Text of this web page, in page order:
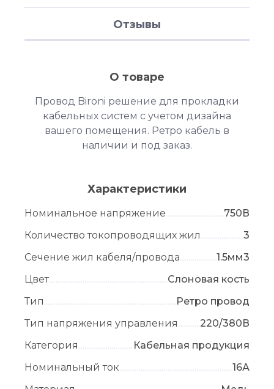
Отзывы
О товаре
Провод Bironi решение для прокладки
кабельных систем с учетом дизайна
вашего помещения. Ретро кабель в
наличии и под заказ.
Характеристики
Номинальное напряжение
750В
Количество токопроводящих жил
3
Сечение жил кабеля/провода
1.5мм3
Цвет
Слоновая кость
Тип
Ретро провод
Тип напряжения управления
220/380В
Категория
Кабельная продукция
Номинальный ток
16А